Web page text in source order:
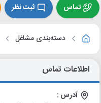
تماس ثبت نظر
دسته‌بندی مشاغل
اطلاعات تماس
آدرس :